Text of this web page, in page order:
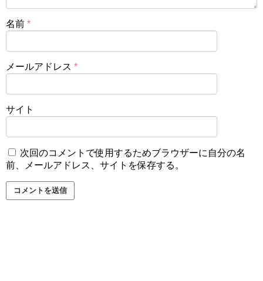
名前 *
メールアドレス *
サイト
次回のコメントで使用するためブラウザーに自分の名
前、メールアドレス、サイトを保存する。